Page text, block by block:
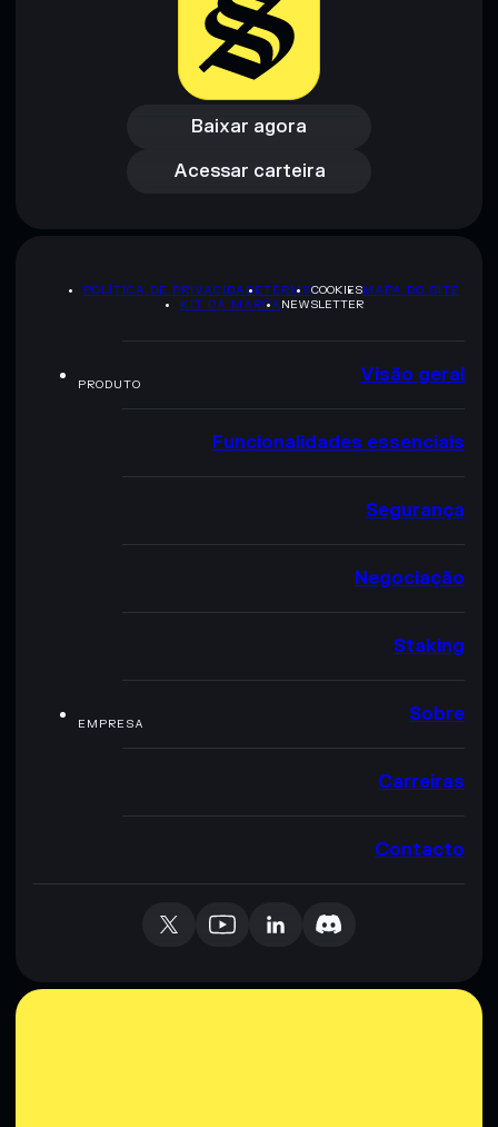
Baixar agora
Baixar agora
Acessar carteira
Acessar carteira
POLÍTICA DE PRIVACIDADETERMSCOOKIESMAPA DO SITE
KIT DA MARCA NEWSLETTER
PRODUTO Visão geral
Funcionalidades essenciais
Segurança
Negociação
Staking
EMPRESA Sobre
Carreiras
Contacto